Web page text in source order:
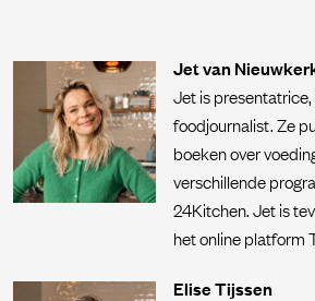
Jet van
Jet is
foodjournalist. Ze
boeken over
verschillende
24Kitchen. Jet is
het online platform
Elise Tijssen